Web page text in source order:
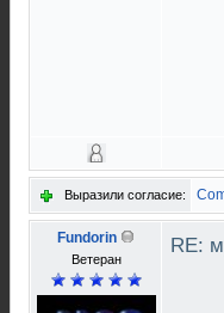
Выразили согласие:
Fundorin
Ветеран
RE: